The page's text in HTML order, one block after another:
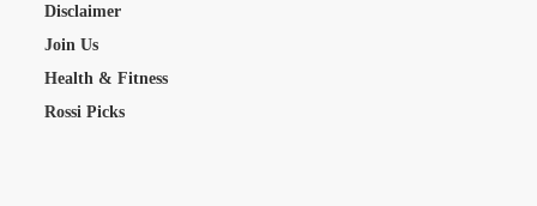
Disclaimer
Join Us
Health & Fitness
Rossi Picks